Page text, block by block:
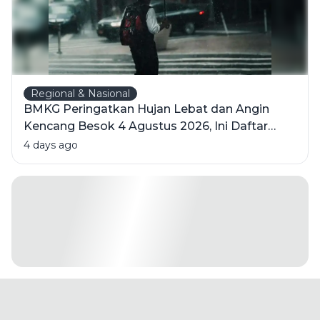
Regional & Nasional
BMKG Peringatkan Hujan Lebat dan Angin
Kencang Besok 4 Agustus 2026, Ini Daftar
Wilayahnya
4 days ago